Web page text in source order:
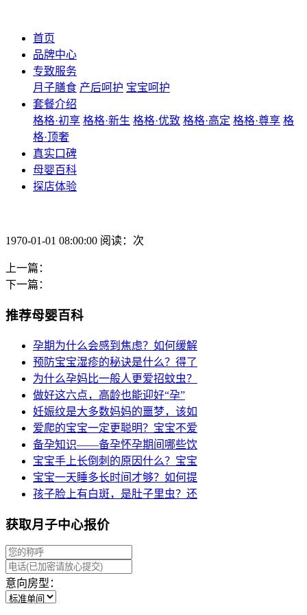
首页
品牌中心
专致服务
月子膳食 产后呵护 宝宝呵护
套餐介绍
格格·初享 格格·新生 格格·优致 格格·高定 格格·尊享 格
格·顶奢
真实口碑
母婴百科
探店体验
1970-01-01 08:00:00 阅读：次
上一篇：
下一篇：
推荐母婴百科
孕期为什么会感到焦虑？如何缓解
预防宝宝湿疹的秘诀是什么？得了
为什么孕妈比一般人更爱招蚊虫？
做好这六点，高龄也能迎好“孕”
妊娠纹是大多数妈妈的噩梦，该如
爱爬的宝宝一定更聪明？宝宝不爱
备孕知识——备孕怀孕期间哪些饮
宝宝手上长倒刺的原因什么？宝宝
宝宝一天睡多长时间才够？如何提
孩子脸上有白斑，是肚子里虫？还
获取月子中心报价
意向房型：